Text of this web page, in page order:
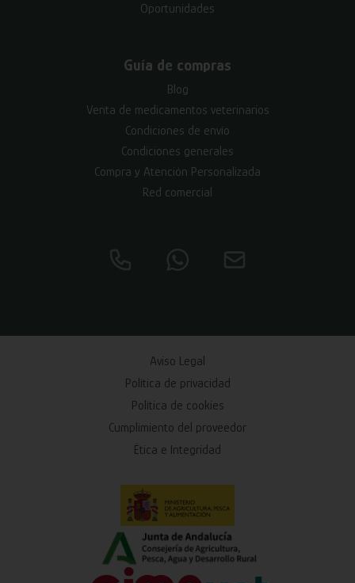
Oportunidades
Guía de compras
Blog
Venta de medicamentos veterinarios
Condiciones de envío
Condiciones generales
Compra y Atención Personalizada
Red comercial
Aviso Legal
Política de privacidad
Política de cookies
Cumplimiento del proveedor
Ética e Integridad